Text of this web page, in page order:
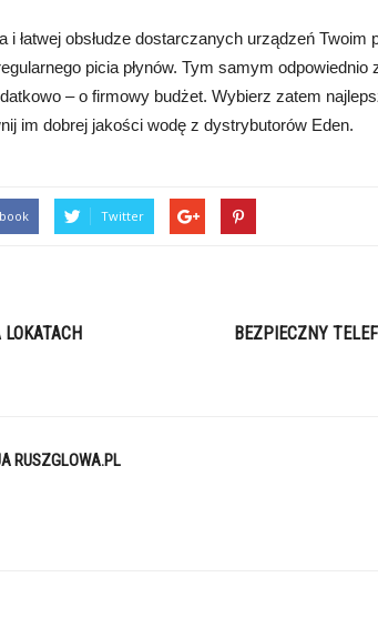
i łatwej obsłudze dostarczanych urządzeń Twoim
picia płynów. Tym samym odpowiednio
– o firmowy budżet. Wybierz zatem
im dobrej jakości wodę z dystrybutorów Eden.
Twitter
BEZPIECZNY
RUSZGLOWA.PL